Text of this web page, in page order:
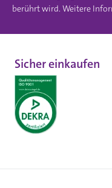
berührt wird. Weitere
Sicher einkaufen